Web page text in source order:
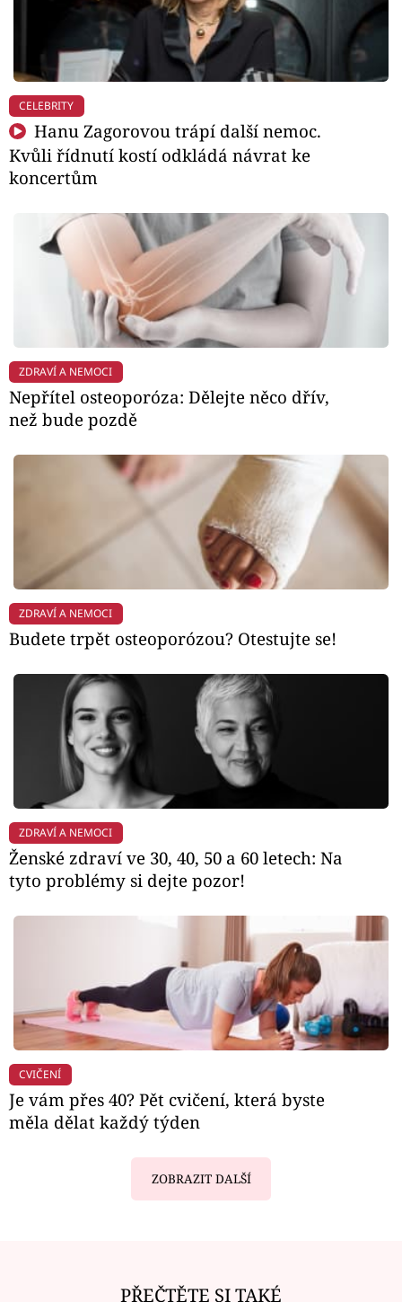
CELEBRITY
Hanu Zagorovou trápí další nemoc.
Kvůli řídnutí kostí odkládá návrat ke
koncertům
ZDRAVÍ A NEMOCI
Nepřítel osteoporóza: Dělejte něco dřív,
než bude pozdě
ZDRAVÍ A NEMOCI
Budete trpět osteoporózou? Otestujte se!
ZDRAVÍ A NEMOCI
Ženské zdraví ve 30, 40, 50 a 60 letech: Na
tyto problémy si dejte pozor!
CVIČENÍ
Je vám přes 40? Pět cvičení, která byste
měla dělat každý týden
ZOBRAZIT DALŠÍ
PŘEČTĚTE SI TAKÉ